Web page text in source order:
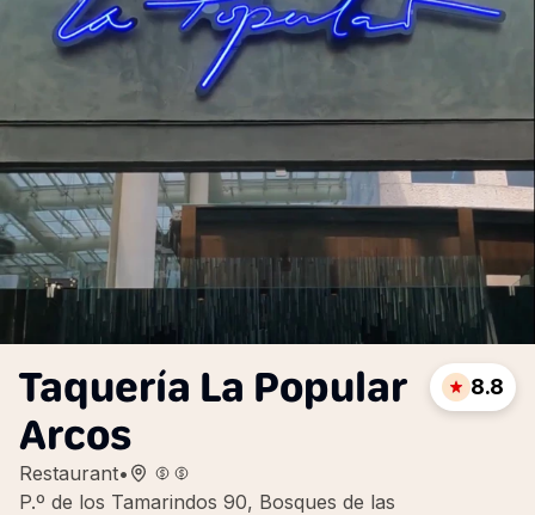
Taquería La Popular
Arcos
Restaurant•
P.º de los Tamarindos 90, Bosques de las
8.8